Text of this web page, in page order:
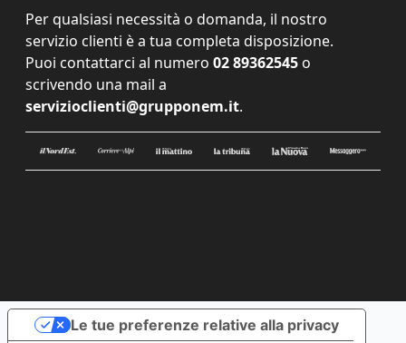
Per qualsiasi necessità o domanda, il nostro
servizio clienti è a tua completa disposizione.
Puoi contattarci al numero 02 89362545 o
scrivendo una mail a
servizioclienti@grupponem.it.
Le tue preferenze relative alla privacy